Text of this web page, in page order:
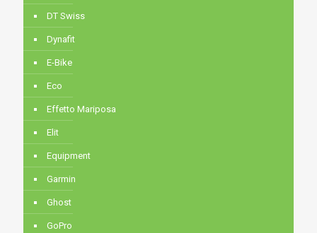
DT Swiss
Dynafit
E-Bike
Eco
Effetto Mariposa
Elit
Equipment
Garmin
Ghost
GoPro